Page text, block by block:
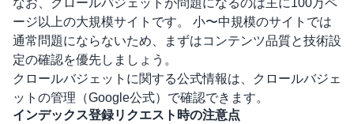
ージ以上の大規模サイトです。 小〜中規模のサイトでは
通常問題にならないため、まずはコンテンツ品質と技術設
定の確認を優先しましょう。
クロールバジェットに関する公式情報は、
クロールバジェ
ットの管理（Google公式） で確認できます。
インデックス登録リクエスト時の注意点